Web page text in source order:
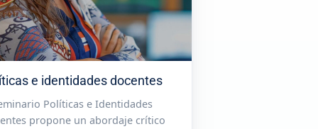
e identidades docentes
Políticas e Identidades
propone un abordaje crítico